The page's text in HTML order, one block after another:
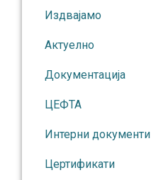
Издвајамо
Актуелно
Документација
ЦЕФТА
Интерни документи
Цертификати